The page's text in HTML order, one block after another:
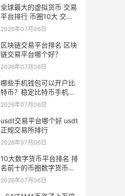
全球最大的虚拟货币 交易
平台排行 币圈10大 交易
平台排行榜
2026年07月06日
区块链交易平台排名 区块
链交易平台哪个好？
2026年07月06日
哪些手机钱包可以开户比
特币？稳定比特币手机钱
包安卓排行榜
2026年07月06日
usdt交易平台哪个好 usdt
正规交易所排行
2026年07月06日
10大数字货币平台排名 排
名前十的币圈数字货币平
台
2026年07月06日